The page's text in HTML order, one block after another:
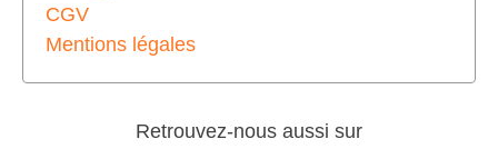
CGV
Mentions légales
Retrouvez-nous aussi sur